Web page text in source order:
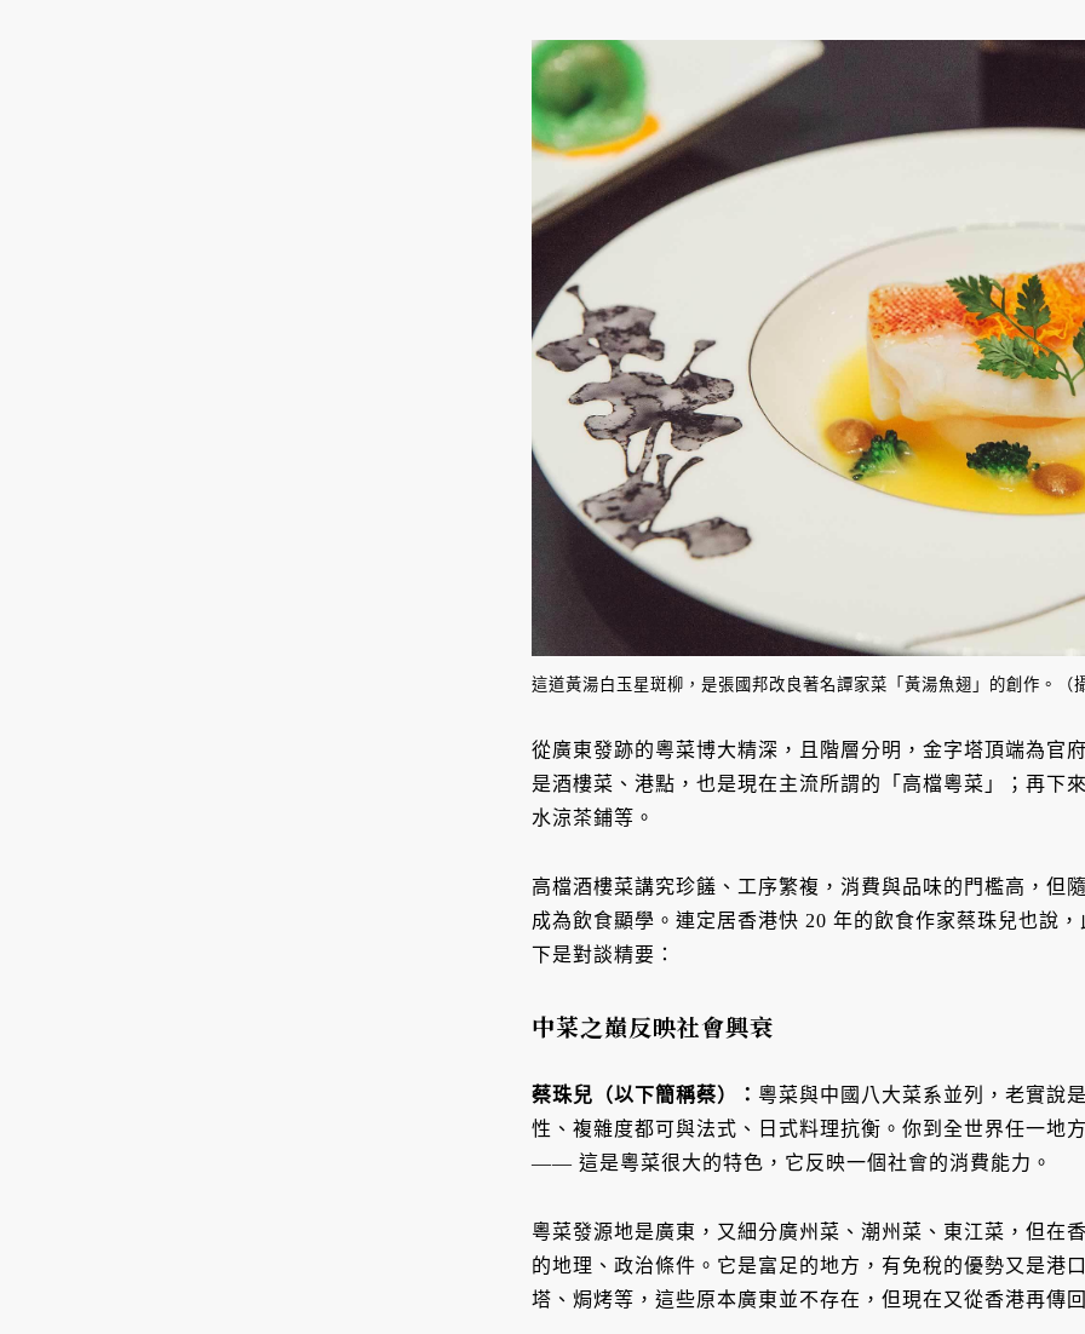
這道黃湯白玉星斑柳，是張國邦改良著名譚家菜「黃湯魚翅」的創作。（
從廣東發跡的粵菜博大精深，且階層分明，金字塔頂端為官
是酒樓菜、港點，也是現在主流所謂的「高檔粵菜」；再下
水涼茶鋪等。
高檔酒樓菜講究珍饈、工序繁複，消費與品味的門檻高，但
成為飲食顯學。連定居香港快 20 年的飲食作家蔡珠兒也說
下是對談精要：
中菜之巔反映社會興衰
蔡珠兒（以下簡稱蔡）： 粵菜與中國八大菜系並列，老實說
性、複雜度都可與法式、日式料理抗衡。你到全世界任一地
—— 這是粵菜很大的特色，它反映一個社會的消費能力。
粵菜發源地是廣東，又細分廣州菜、潮州菜、東江菜，但在
的地理、政治條件。它是富足的地方，有免稅的優勢又是港
塔、焗烤等，這些原本廣東並不存在，但現在又從香港再傳